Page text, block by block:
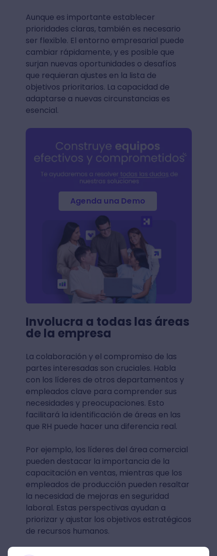
Aunque es importante establecer
prioridades claras, también es necesario
ser flexible. El entorno empresarial puede
cambiar rápidamente, y es posible que
surjan nuevas oportunidades o desafíos
que requieran ajustes en la lista de
objetivos prioritarios. La capacidad de
adaptarse a nuevas circunstancias es
esencial.
Agenda una Demo
Involucra a todas las áreas
de la empresa
La colaboración y el compromiso de las
partes interesadas son cruciales. Habla
con los líderes de otros departamentos y
empleados clave para comprender sus
necesidades y preocupaciones. Esto
facilitará la identificación de áreas en las
que RH puede hacer una diferencia real.
Por ejemplo, los líderes del área comercial
pueden destacar la importancia de la
capacitación en ventas, mientras que los
empleados de producción pueden resaltar
la necesidad de mejoras en seguridad
laboral. Estas perspectivas ayudan a
priorizar y ajustar los objetivos estratégicos
de recursos humanos.